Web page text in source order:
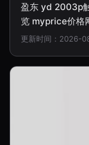
盈东 yd 2003p
览 myprice价格
更新时间：2026-